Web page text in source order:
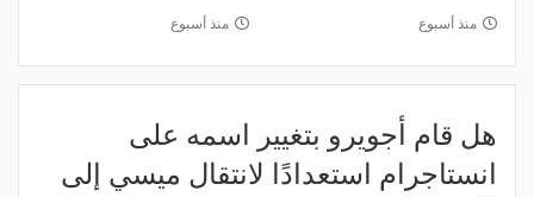
منذ أسبوع منذ أسبوع
هل قام أجويرو بتغيير اسمه على
انستاجرام استعدادًا لانتقال ميسي إلى